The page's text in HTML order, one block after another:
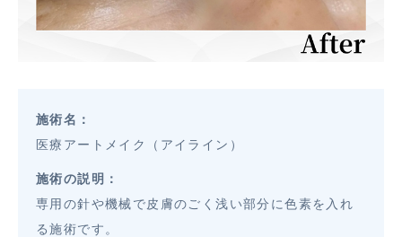
施術名：
医療アートメイク（アイライン）
施術の説明：
専用の針や機械で皮膚のごく浅い部分に色素を入れ
る施術です。